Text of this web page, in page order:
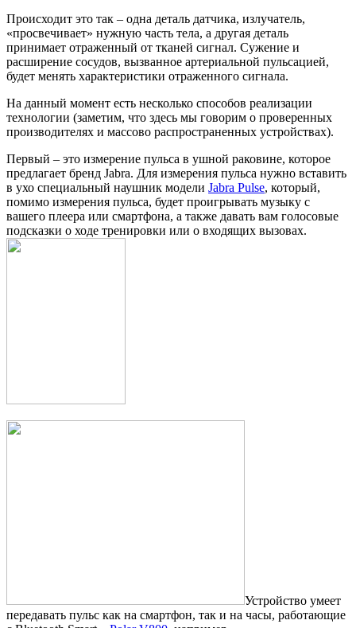
Происходит это так – одна деталь датчика, излучатель,
«просвечивает» нужную часть тела, а другая деталь
принимает отраженный от тканей сигнал. Сужение и
расширение сосудов, вызванное артериальной пульсацией,
будет менять характеристики отраженного сигнала.
На данный момент есть несколько способов реализации
технологии (заметим, что здесь мы говорим о проверенных
производителях и массово распространенных устройствах).
Первый – это измерение пульса в ушной раковине, которое
предлагает бренд Jabra. Для измерения пульса нужно вставить
в ухо специальный наушник модели Jabra Pulse, который,
помимо измерения пульса, будет проигрывать музыку с
вашего плеера или смартфона, а также давать вам голосовые
подсказки о ходе тренировки или о входящих вызовах.
Устройство умеет
передавать пульс как на смартфон, так и на часы, работающие